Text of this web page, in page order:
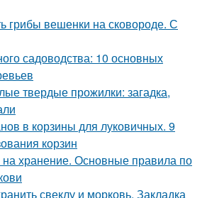
грибы вешенки на сковороде. С
садоводства: 10 основных
твердые прожилки: загадка,
в корзины для луковичных. 9
корзин
хранение. Основные правила по
свеклу и морковь. Закладка